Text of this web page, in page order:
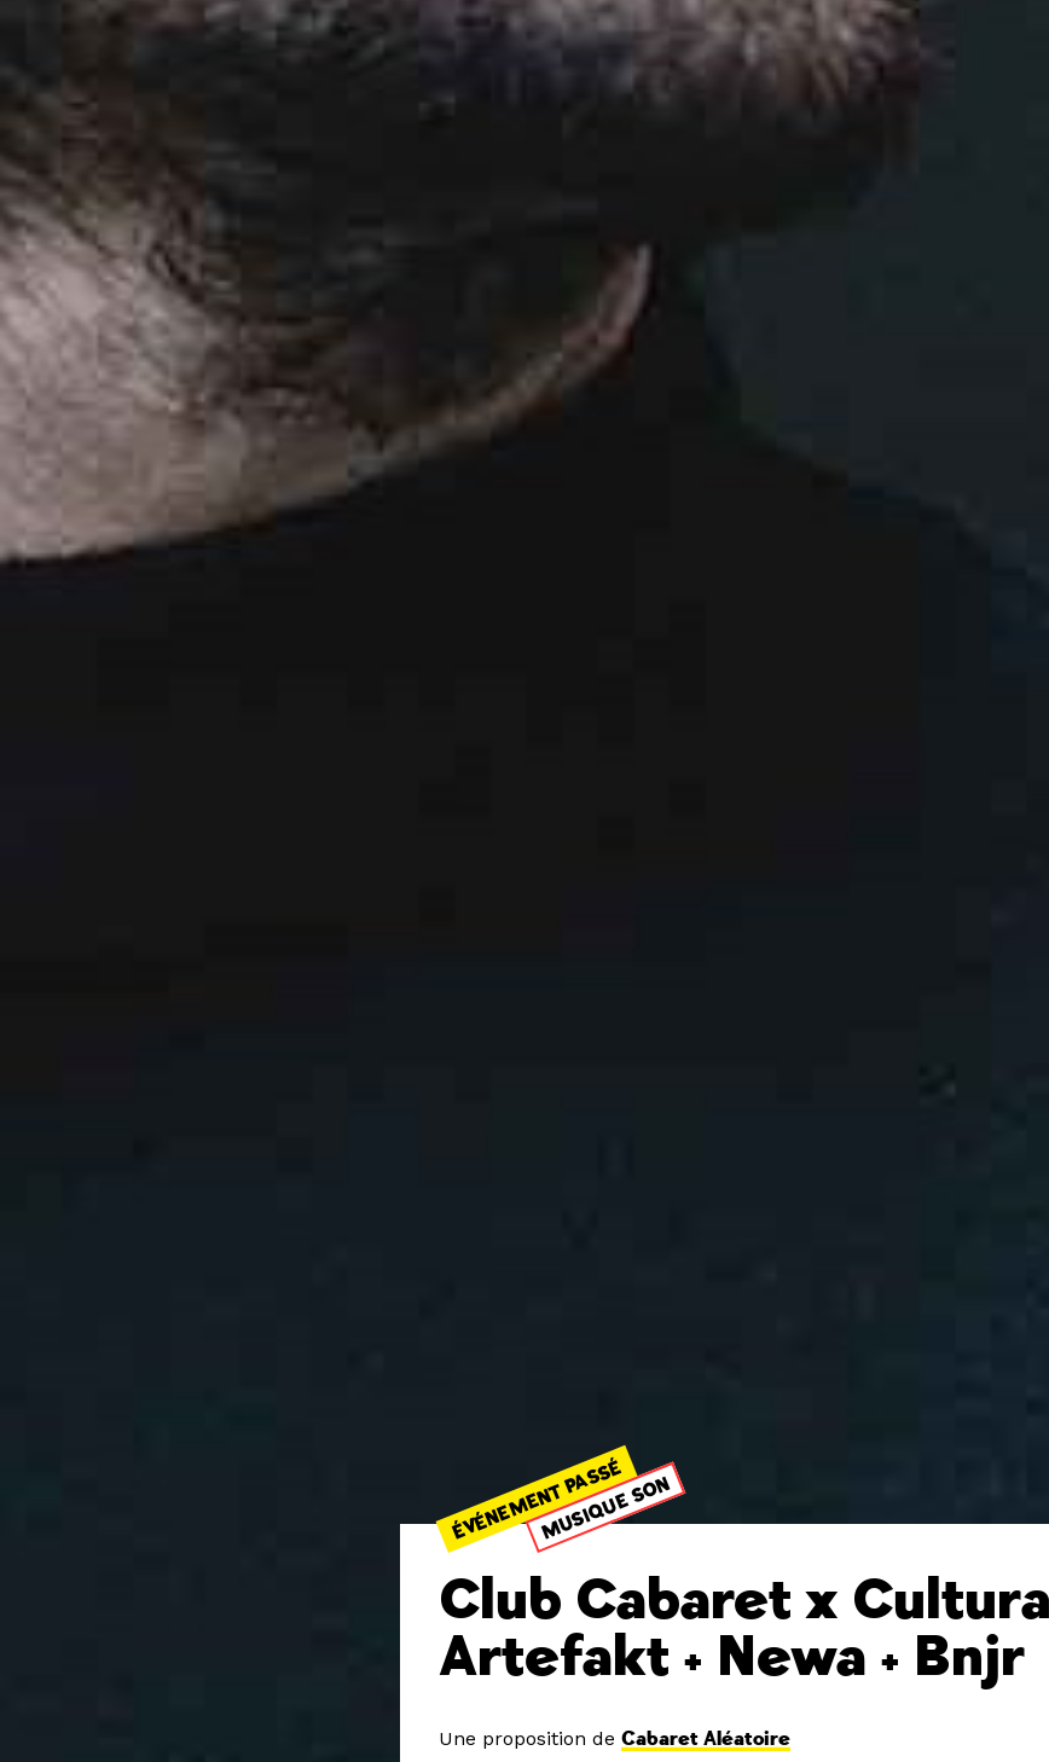
ÉVÉNEMENT PASSÉ
MUSIQUE SON
Club Cabaret x
Artefakt + Newa + Bnjr
Une proposition deCabaret Aléatoire